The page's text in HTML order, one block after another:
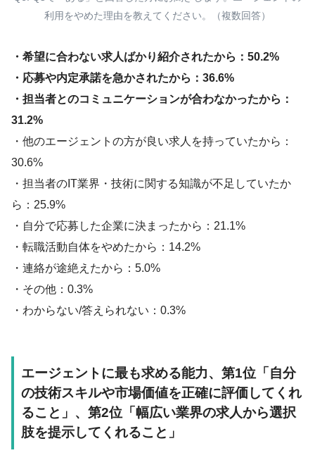
利用をやめた理由を教えてください。（複数回答）
・希望に合わない求人ばかり紹介されたから：50.2%
・応募や内定承諾を急かされたから：36.6%
・担当者とのコミュニケーションが合わなかったから：
31.2%
・他のエージェントの方が良い求人を持っていたから：
30.6%
・担当者のIT業界・技術に関する知識が不足していたか
ら：25.9%
・自分で応募した企業に決まったから：21.1%
・転職活動自体をやめたから：14.2%
・連絡が途絶えたから：5.0%
・その他：0.3%
・わからない/答えられない：0.3%
エージェントに最も求める能力、第1位「自分
の技術スキルや市場価値を正確に評価してくれ
ること」、第2位「幅広い業界の求人から選択
肢を提示してくれること」